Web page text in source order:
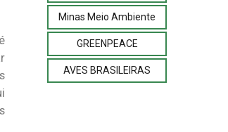
Minas Meio Ambiente
GREENPEACE
AVES BRASILEIRAS